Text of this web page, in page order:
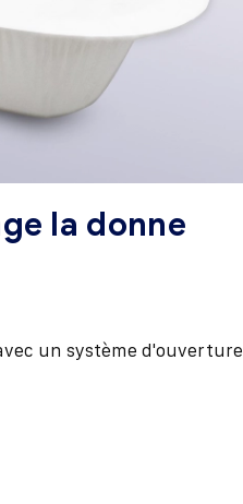
la donne
un système d'ouverture